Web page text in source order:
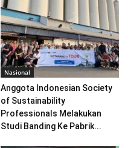
Nasional
Anggota Indonesian Society
of Sustainability
Professionals Melakukan
Studi Banding Ke Pabrik...